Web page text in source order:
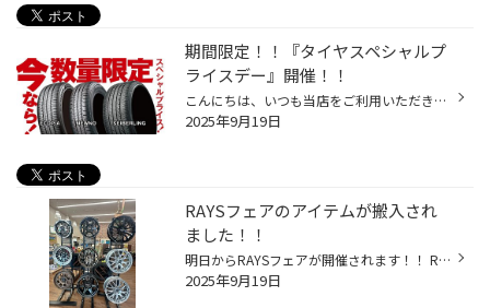
期間限定！！『タイヤスペシャルプ
ライスデー』開催！！
こんにちは、いつも当店をご利用いただきましてありがとうございます。 本日より、コクピット・タイヤ館におきまして、 期間限定！ サイズ限定！！ 数量限定！！！ お得にお買い求めいただける、「タイヤスペシャルプライスデー」がスタートします！ お得なタイヤのご紹介！！ ワゴンR、N-BOX、タン...
2025年9月19日
RAYSフェアのアイテムが搬入され
ました！！
明日からRAYSフェアが開催されます！！ RAYSさんの選りすぐりのホイール全9アイテムが本日搬入されました！ 即売可能な特価ホイールや、ご成約特典もご用意していますのでこの機会に是非ご来店ください！ タイヤ館 岡山西長瀬住所：700-0965岡山県岡山市北区西長瀬1209-1 電話番号： 086-241-3210
2025年9月19日